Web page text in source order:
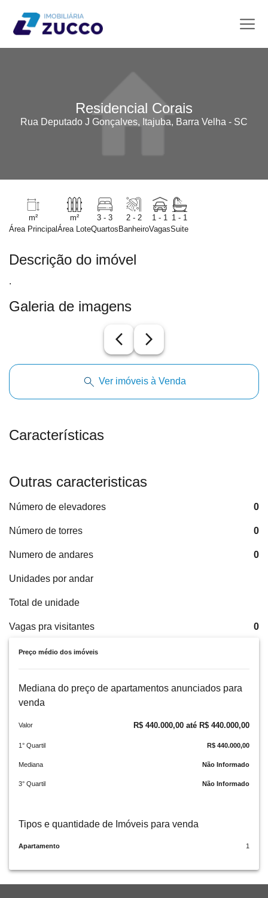
Residencial Corais
Rua Deputado J Gonçalves, Itajuba, Barra Velha - SC
m²
Área Principal
m²
Área Lote
3 - 3
Quartos
2 - 2
Banheiro
1 - 1
Vagas
1 - 1
Suite
Descrição do imóvel
.
Galeria de imagens
arrow_back_ios_new arrow_forward_ios
Ver imóveis à Venda
Características
Outras caracteristicas
Número de elevadores 0
Número de torres 0
Numero de andares 0
Unidades por andar
Total de unidade
Vagas pra visitantes 0
Preço médio dos imóveis
Mediana do preço de apartamentos anunciados para
venda
Valor R$ 440.000,00 até R$ 440.000,00
1° Quartil R$ 440.000,00
Mediana Não Informado
3° Quartil Não Informado
Tipos e quantidade de Imóveis para venda
Apartamento 1